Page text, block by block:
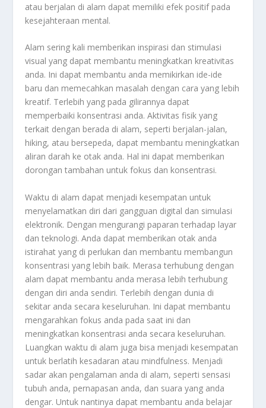
atau berjalan di alam dapat memiliki efek positif pada
kesejahteraan mental.
Alam sering kali memberikan inspirasi dan stimulasi
visual yang dapat membantu meningkatkan kreativitas
anda. Ini dapat membantu anda memikirkan ide-ide
baru dan memecahkan masalah dengan cara yang lebih
kreatif. Terlebih yang pada gilirannya dapat
memperbaiki konsentrasi anda. Aktivitas fisik yang
terkait dengan berada di alam, seperti berjalan-jalan,
hiking, atau bersepeda, dapat membantu meningkatkan
aliran darah ke otak anda. Hal ini dapat memberikan
dorongan tambahan untuk fokus dan konsentrasi.
Waktu di alam dapat menjadi kesempatan untuk
menyelamatkan diri dari gangguan digital dan simulasi
elektronik. Dengan mengurangi paparan terhadap layar
dan teknologi. Anda dapat memberikan otak anda
istirahat yang di perlukan dan membantu membangun
konsentrasi yang lebih baik. Merasa terhubung dengan
alam dapat membantu anda merasa lebih terhubung
dengan diri anda sendiri. Terlebih dengan dunia di
sekitar anda secara keseluruhan. Ini dapat membantu
mengarahkan fokus anda pada saat ini dan
meningkatkan konsentrasi anda secara keseluruhan.
Luangkan waktu di alam juga bisa menjadi kesempatan
untuk berlatih kesadaran atau mindfulness. Menjadi
sadar akan pengalaman anda di alam, seperti sensasi
tubuh anda, pernapasan anda, dan suara yang anda
dengar. Untuk nantinya dapat membantu anda belajar